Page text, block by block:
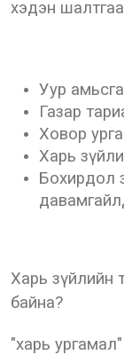
хэдэн
Уур
Газар
Ховор
Харь
Бохирдол
Харь зүйлийн
байна?
"харь